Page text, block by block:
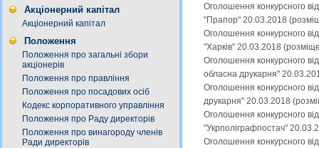
Акціонерний капітал
Акціонерний капітал
Положення
Положення про загальні збори
акціонерів
Положення про правління
Положення про посадових осіб
Кодекс корпоративного управління
Положення про Раду директорів
Положення про винагороду членів
Ради директорів
Оголошення конкурсного
"Прапор" 20.03.2018
Оголошення конкурсного
"Харків" 20.03.2018
Оголошення конкурсного
обласна друкарня"
Оголошення конкурсного
друкарня" 20.03.2018
Оголошення конкурсного
"Укрполіграфпостач"
Оголошення конкурсного